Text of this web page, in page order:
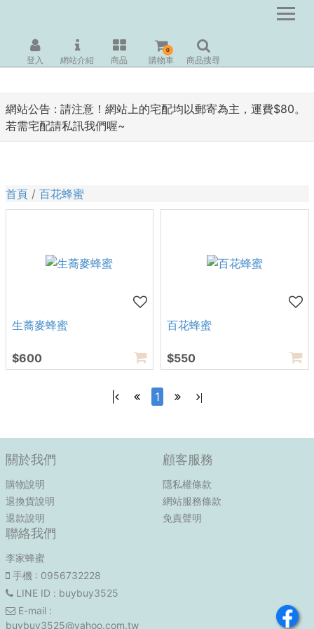
網站公告 : 請注意！網站上的宅配均以郵寄為主，運費$80。
若需宅配請私訊我們喔~
登入 網站介紹 商品 購物車
0
商品搜尋
首頁 百花蜂蜜
生蕎麥蜂蜜
$600
百花蜂蜜
$550
1 |
關於我們
購物說明
退換貨說明
退款說明
顧客服務
隱私權條款
網站服務條款
免責聲明
聯絡我們
李家蜂蜜
手機 : 0956732228
LINE ID : buybuy3525
E-mail :
buybuy3525@yahoo.com.tw